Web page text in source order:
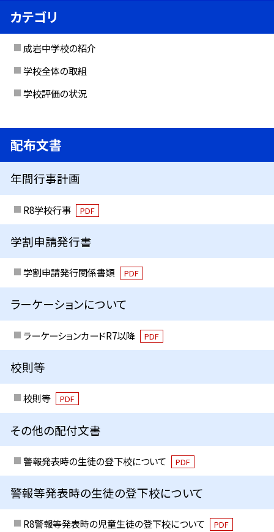
カテゴリ
成岩中学校の紹介
学校全体の取組
学校評価の状況
配布文書
年間行事計画
R8学校行事 PDF
学割申請発行書
学割申請発行関係書類 PDF
ラーケーションについて
ラーケーションカードR7以降 PDF
校則等
校則等 PDF
その他の配付文書
警報発表時の生徒の登下校について PDF
警報等発表時の生徒の登下校について
R8警報等発表時の児童生徒の登下校について PDF